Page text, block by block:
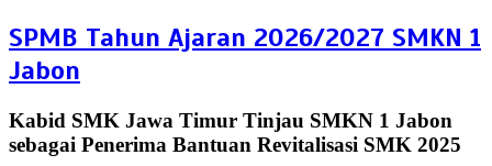
SPMB Tahun Ajaran 2026/2027 SMKN 1
Jabon
Kabid SMK Jawa Timur Tinjau SMKN 1 Jabon
sebagai Penerima Bantuan Revitalisasi SMK 2025